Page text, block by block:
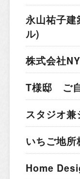
永山祐子
ル)
株式会社
T様邸 ご
スタジオ
いちご地所
Home